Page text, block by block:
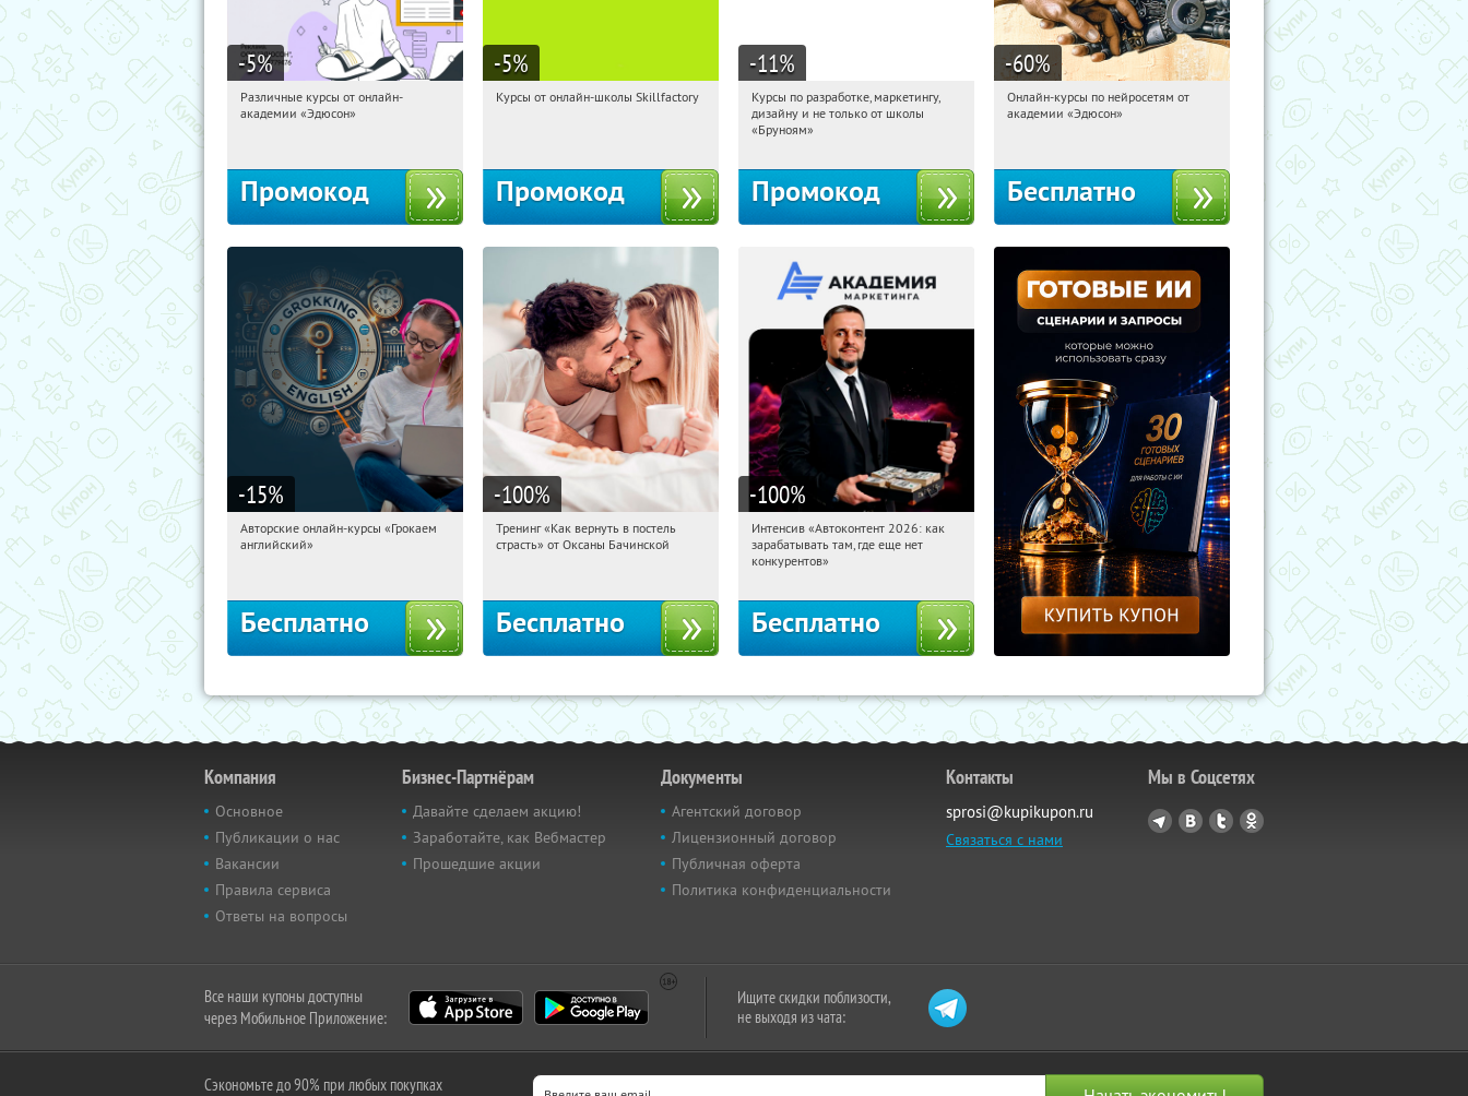
-5%
12:37:19 Получили:
Различные курсы от онлайн-
академии «Эдюсон»
Промокод
-5%
12:37:19
Получи первым!
Курсы от онлайн-школы Skillfactory
Промокод
-11%
12:37:19
Получи первым!
Россия
Курсы по разработке, маркетингу,
дизайну и не только от школы
«Бруноям»
Промокод
-60%
12:37:19 Получили:
Онлайн-курсы по нейросетям от
академии «Эдюсон»
Бесплатно
-15%
12:37:19 Получили:
Авторские онлайн-курсы «Грокаем
английский»
Бесплатно
-100%
12:37:19 Получили:
Тренинг «Как вернуть в постель
страсть» от Оксаны Бачинской
Бесплатно
-100%
12:37:19 Получили:
Россия
Интенсив «Автоконтент 2026: как
зарабатывать там, где еще нет
конкурентов»
Бесплатно
Компания
Основное
Публикации о нас
Вакансии
Правила сервиса
Ответы на вопросы
Бизнес-Партнёрам
Давайте сделаем акцию!
Заработайте, как Вебмастер
Прошедшие акции
Документы
Агентский договор
Лицензионный договор
Публичная оферта
Политика конфиденциальности
Контакты
sprosi@kupikupon.ru
Связаться с нами
Мы в Соцсетях
Все наши купоны доступны
через Мобильное Приложение:
Ищите скидки поблизости,
не выходя из чата:
Сэкономьте до 90% при любых покупках